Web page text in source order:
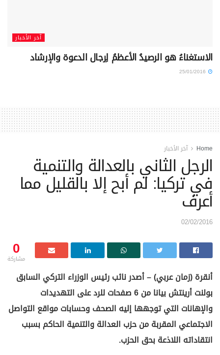
آخر الأخبار
الاستغناءُ هو الرصيدُ الأعظمُ لِرجال الدعوة والإرشاد
Home آخر الأخبار
الرجل الثاني بالعدالة والتنمية
في تركيا: لم أبح إلا بالقليل مما
أعرف
02/02/2016
0
مشاركة
أنقرة (زمان عربي) – أصدر نائب رئيس الوزراء التركي السابق
بولنت أرينتش بيانا من 6 صفحات للرد على التهديدات
والإهانات التي توجهها إليه الصحف وحسابات مواقع التواصل
الاجتماعي المقربة من حزب العدالة والتنمية الحاكم بسبب
انتقاداته اللاذعة بحق الحزب.